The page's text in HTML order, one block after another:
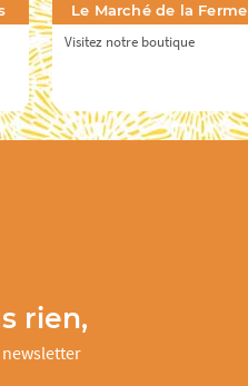
Le Marché de la Ferme
Visitez notre boutique
rien,